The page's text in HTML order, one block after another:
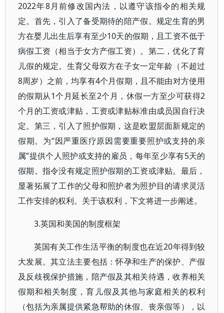
2022年8月前修改国内法，以遵守该指令的相关规
定。首先，引入了备受期待的陪产假。规定生育的男
方在婴儿出生后享有至少10天的假期，且工资不低于
病假工资（相当于女方产假工资）。第二，优化了育
儿假的规定。生育父母双方在子女一定年龄（不超过
8周岁）之前，均享有4个月假期，且不能由对方使用
的假期从1个月延长至2个月，休假一方至少可获得2
个月的工资或津贴，工资或津贴标准由成员国自行决
定。第三，引入了照护假期，这是欧盟层面新规定的
假期。为“因严重医疗原因需要重要照护或支持的亲
属”提供个人照护或支持的雇员，每年至少享有5天的
假期。指令没有规定照护假期的工资或津贴。最后，
显著拓展了工作的父母和照护者为照护目的请求灵活
工作安排的权利。关于该权利，下文将进一步阐述。
3.英国和美国的制度框架
英国有关工作生活平衡的制度也在近20年得到较
大发展。其立法主要包括：怀孕和生产的保护、产假
及反歧视保护措施，陪产假及其相关待遇，收养相关
假期和相关制度，育儿假及其他与家庭相关的权利
（包括为亲属提供紧急帮助的休假、丧亲假等），以